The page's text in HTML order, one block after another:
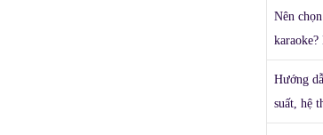
Nên
Hướng
suất, hệ